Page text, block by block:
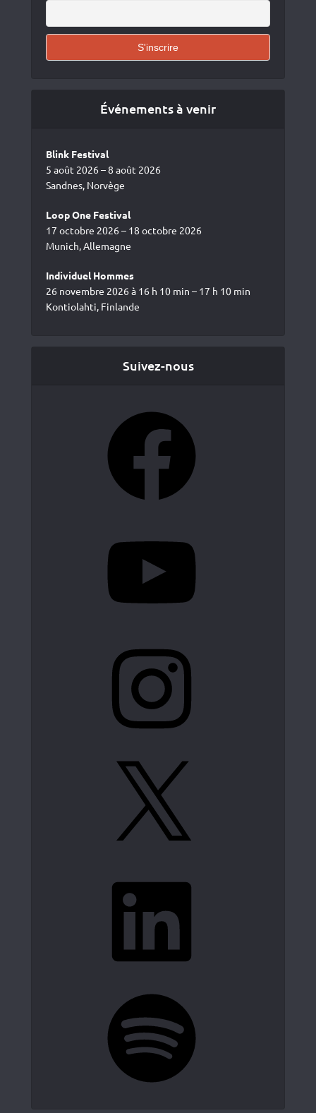
Événements à venir
Blink Festival
5 août 2026 – 8 août 2026
Sandnes, Norvège
Loop One Festival
17 octobre 2026 – 18 octobre 2026
Munich, Allemagne
Individuel Hommes
26 novembre 2026 à 16 h 10 min – 17 h 10 min
Kontiolahti, Finlande
Suivez-nous